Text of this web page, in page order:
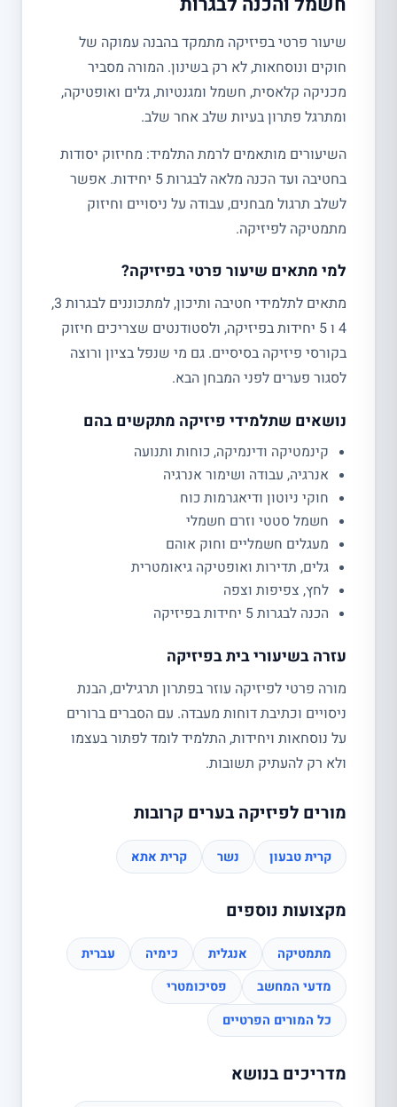
שיעור פרטי בפיזיקה מתמקד בהבנה עמוקה של
חוקים ונוסחאות, לא רק בשינון. המורה מסביר
מכניקה קלאסית, חשמל ומגנטיות, גלים ואופטיקה,
ומתרגל פתרון בעיות שלב אחר שלב.
השיעורים מותאמים לרמת התלמיד: מחיזוק יסודות
בחטיבה ועד הכנה מלאה לבגרות 5 יחידות. אפשר
לשלב תרגול מבחנים, עבודה על ניסויים וחיזוק
מתמטיקה לפיזיקה.
למי מתאים שיעור פרטי בפיזיקה?
מתאים לתלמידי חטיבה ותיכון, למתכוננים לבגרות 3,
4 ו 5 יחידות בפיזיקה, ולסטודנטים שצריכים חיזוק
בקורסי פיזיקה בסיסיים. גם מי שנפל בציון ורוצה
לסגור פערים לפני המבחן הבא.
נושאים שתלמידי פיזיקה מתקשים בהם
קינמטיקה ודינמיקה, כוחות ותנועה
אנרגיה, עבודה ושימור אנרגיה
חוקי ניוטון ודיאגרמות כוח
חשמל סטטי וזרם חשמלי
מעגלים חשמליים וחוק אוהם
גלים, תדירות ואופטיקה גיאומטרית
לחץ, צפיפות וצפה
הכנה לבגרות 5 יחידות בפיזיקה
עזרה בשיעורי בית בפיזיקה
מורה פרטי לפיזיקה עוזר בפתרון תרגילים, הבנת
ניסויים וכתיבת דוחות מעבדה. עם הסברים ברורים
על נוסחאות ויחידות, התלמיד לומד לפתור בעצמו
ולא רק להעתיק תשובות.
מורים לפיזיקה בערים קרובות
קרית טבעון נשר קרית אתא
מקצועות נוספים
מתמטיקה אנגלית כימיה
עברית
מדעי המחשב
פסיכומטרי
כל המורים הפרטיים
מדריכים בנושא